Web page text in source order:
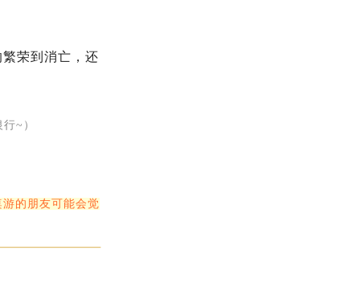
荣到消亡，还
~）
的朋友可能会觉